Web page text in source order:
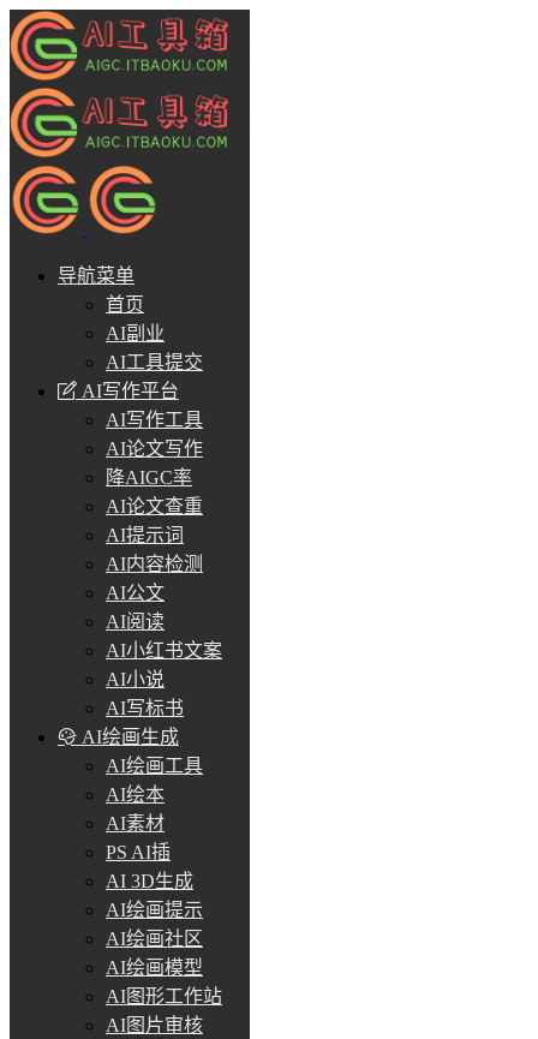
导航菜单
首页
AI副业
AI工具提交
AI写作平台
AI写作工具
AI论文写作
降AIGC率
AI论文查重
AI提示词
AI内容检测
AI公文
AI阅读
AI小红书文案
AI小说
AI写标书
AI绘画生成
AI绘画工具
AI绘本
AI素材
PS AI插
AI 3D生成
AI绘画提示
AI绘画社区
AI绘画模型
AI图形工作站
AI图片审核